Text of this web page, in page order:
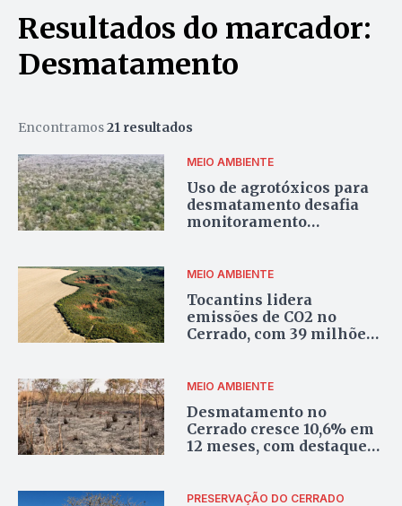
Resultados do marcador:
Desmatamento
Encontramos21 resultados
MEIO AMBIENTE
Uso de agrotóxicos para
desmatamento desafia
monitoramento
MEIO AMBIENTE
Tocantins lidera
emissões de CO2 no
Cerrado, com 39 milhões
MEIO AMBIENTE
Desmatamento no
Cerrado cresce 10,6% em
12 meses, com destaque
PRESERVAÇÃO DO CERRADO